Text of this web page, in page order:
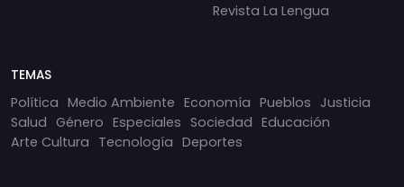
Revista La Lengua
TEMAS
Política Medio Ambiente Economía Pueblos Justicia
Salud Género Especiales Sociedad Educación
Arte Cultura Tecnología Deportes